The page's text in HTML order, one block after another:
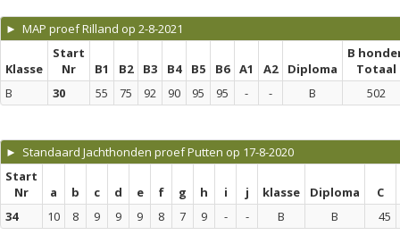
► MAP proef Rilland op 2-8-2021
Klasse
Start
Nr
B1 B2 B3 B4 B5 B6 A1 A2 Diploma
B
Totaal
B
30 55 75 92 90 95 95 - - B 502
► Standaard Jachthonden proef Putten op 17-8-2020
Start
Nr
a b c d e f g h i j klasse Diploma
C
34
10 8 9 9 9 8 7 9 - - B B 45